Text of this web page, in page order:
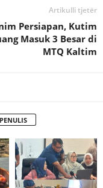
Artikulli tjetër
Persiapan, Kutim
Masuk 3 Besar di
MTQ Kaltim